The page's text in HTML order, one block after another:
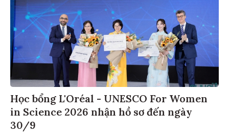
Học bổng L'Oréal - UNESCO For Women
in Science 2026 nhận hồ sơ đến ngày
30/9